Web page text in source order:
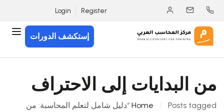
Register
Login
إستكشف الدورات
من البدايات إلى الاحتراف
Home Posts tagged “دليل شامل لتعلم المحاسبة: من